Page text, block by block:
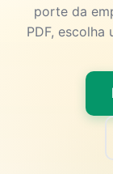
porte da
PDF,